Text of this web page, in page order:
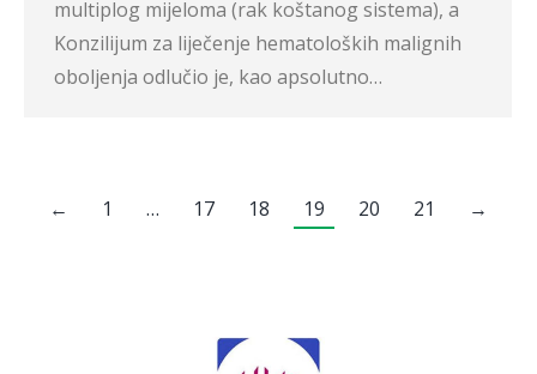
multiplog mijeloma (rak koštanog sistema), a
Konzilijum za liječenje hematoloških malignih
oboljenja odlučio je, kao apsolutno…
← 1 … 17 18 19 20 21 →